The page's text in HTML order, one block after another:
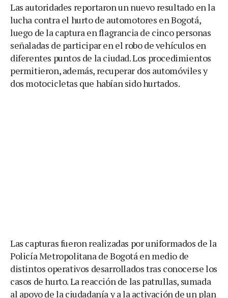
Las autoridades reportaron un nuevo resultado en la
lucha contra el hurto de automotores en Bogotá,
luego de la captura en flagrancia de cinco personas
señaladas de participar en el robo de vehículos en
diferentes puntos de la ciudad. Los procedimientos
permitieron, además, recuperar dos automóviles y
dos motocicletas que habían sido hurtados.
Las capturas fueron realizadas por uniformados de la
Policía Metropolitana de Bogotá en medio de
distintos operativos desarrollados tras conocerse los
casos de hurto. La reacción de las patrullas, sumada
al apoyo de la ciudadanía y a la activación de un plan